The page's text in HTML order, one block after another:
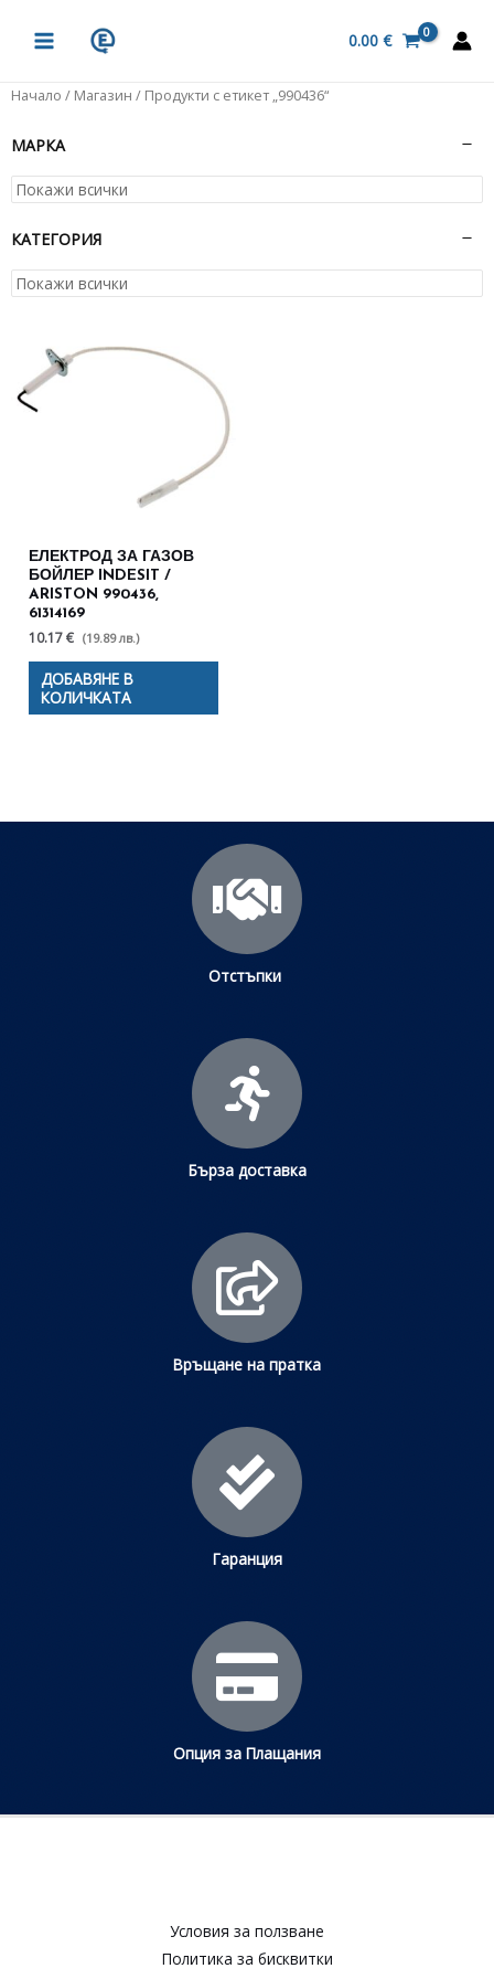
MENU
0.00 €
Начало / Магазин / Продукти с етикет „990436“
МАРКА
КАТЕГОРИЯ
ЕЛЕКТРОД ЗА ГАЗОВ
БОЙЛЕР INDESIT /
ARISTON 990436,
61314169
10.17 € (19.89 лв.)
ДОБАВЯНЕ В
КОЛИЧКАТА
Отстъпки
Бърза доставка
Връщане на пратка
Гаранция
Опция за Плащания
Условия за ползване​
Политика за бисквитки​